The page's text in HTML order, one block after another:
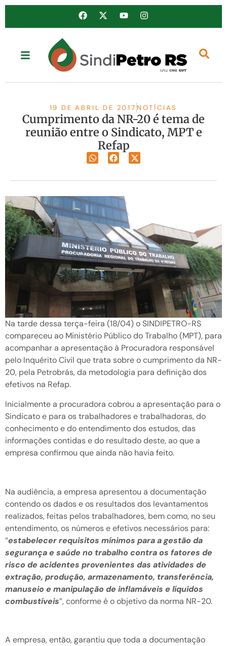
19 DE ABRIL DE 2017 NOTÍCIAS
Cumprimento da NR-20 é tema de
reunião entre o Sindicato, MPT e
Refap
Na tarde dessa terça-feira (18/04) o SINDIPETRO-RS
compareceu ao Ministério Público do Trabalho (MPT), para
acompanhar a apresentação à Procuradora responsável
pelo Inquérito Civil que trata sobre o cumprimento da NR-
20, pela Petrobrás, da metodologia para definição dos
efetivos na Refap.
Inicialmente a procuradora cobrou a apresentação para o
Sindicato e para os trabalhadores e trabalhadoras, do
conhecimento e do entendimento dos estudos, das
informações contidas e do resultado deste, ao que a
empresa confirmou que ainda não havia feito.
Na audiência, a empresa apresentou a documentação
contendo os dados e os resultados dos levantamentos
realizados, feitas pelos trabalhadores, bem como, no seu
entendimento, os números e efetivos necessários para:
“estabelecer requisitos mínimos para a gestão da
segurança e saúde no trabalho contra os fatores de
risco de acidentes provenientes das atividades de
extração, produção, armazenamento, transferência,
manuseio e manipulação de inflamáveis e líquidos
combustíveis”, conforme é o objetivo da norma NR-20.
A empresa, então, garantiu que toda a documentação